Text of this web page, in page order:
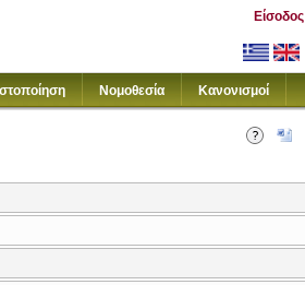
Είσοδος
Νομοθεσία Κανονισμοί